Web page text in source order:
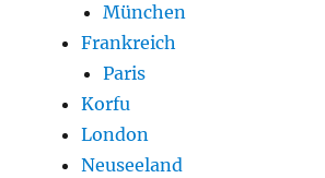
München
Frankreich
Paris
Korfu
London
Neuseeland